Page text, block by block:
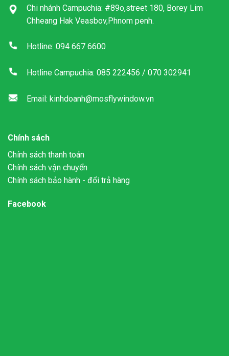
Chi nhánh Campuchia: #89o,street 180, Borey Lim
Chheang Hak Veasbov,Phnom penh.
Hotline: 094 667 6600
Hotline Campuchia: 085 222456 / 070 302941
Email: kinhdoanh@mosflywindow.vn
Chính sách
Chính sách thanh toán
Chính sách vận chuyển
Chính sách bảo hành - đổi trả hàng
Facebook